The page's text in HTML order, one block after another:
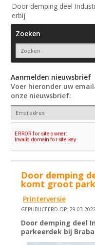
Door demping deel
erbij
Zoeken
Aanmelden nieuwsbrief
Voer hieronder uw
onze nieuwsbrief:
Door demping
komt groot
Printerversie
GEPUBLICEERD OP: 29-03-
Door demping deel
parkeerdek bij